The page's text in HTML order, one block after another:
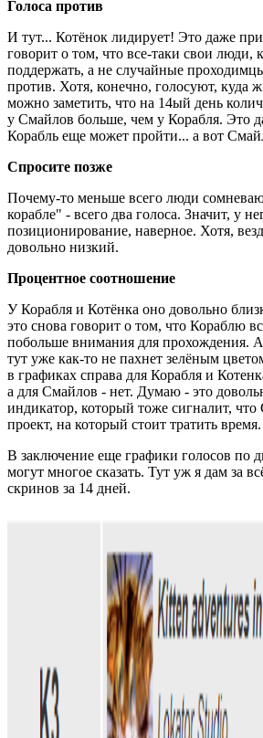
Голоса против
И тут... Котёнок лидирует! Это даже
говорит о том, что все-таки свои люди,
поддержать, а не случайные
против. Хотя, конечно, голосуют, куда
можно заметить, что на 14ый день
у Смайлов больше, чем у Корабля. Это
Корабль еще может пройти... а вот
Спросите позже
Почему-то меньше всего люди
корабле" - всего два голоса. Значит, у
позиционирование, наверное. Хотя,
довольно низкий.
Процентное соотношение
У Корабля и Котёнка оно довольно
это снова говорит о том, что Кораблю
побольше внимания для прохождения.
тут уже как-то не пахнет зелёным
в графиках справа для Корабля и
а для Смайлов - нет. Думаю - это
индикатор, который тоже сигналит,
проект, на который стоит тратить время.
В заключение еще графики голосов по
могут многое сказать. Тут уж я дам за
скринов за 14 дней.